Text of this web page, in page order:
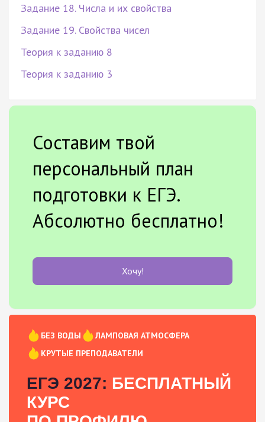
Задание 18. Числа и их свойства
Задание 19. Свойства чисел
Теория к заданию 8
Теория к заданию 3
Составим твой
персональный план
подготовки к ЕГЭ.
Абсолютно бесплатно!
Хочу!
БЕЗ ВОДЫ
ЛАМПОВАЯ АТМОСФЕРА
КРУТЫЕ ПРЕПОДАВАТЕЛИ
ЕГЭ 2027: БЕСПЛАТНЫЙ
КУРС